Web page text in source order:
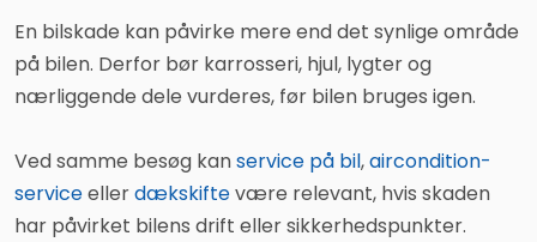
En bilskade kan påvirke mere end det synlige område
på bilen. Derfor bør karrosseri, hjul, lygter og
nærliggende dele vurderes, før bilen bruges igen.
Ved samme besøg kanservice på bil,aircondition-
serviceellerdækskiftevære relevant, hvis skaden
har påvirket bilens drift eller sikkerhedspunkter.